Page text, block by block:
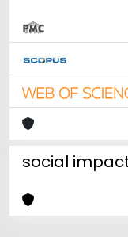
social